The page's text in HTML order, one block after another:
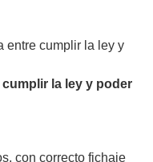
cumplir la ley y poder